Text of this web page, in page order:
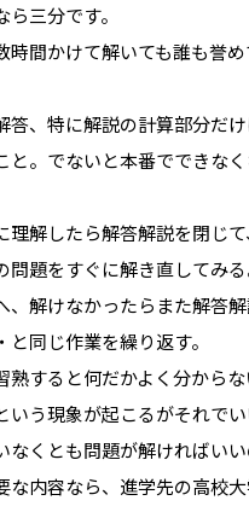
ら三分です。
時間かけて解いても誰も誉
答、特に解説の計算部分だ
と。でないと本番でできな
理解したら解答解説を閉じ
問題をすぐに解き直してみ
、解けなかったらまた解答
と同じ作業を繰り返す。
熟すると何だかよく分から
いう現象が起こるがそれで
なくとも問題が解ければい
な内容なら、進学先の高校